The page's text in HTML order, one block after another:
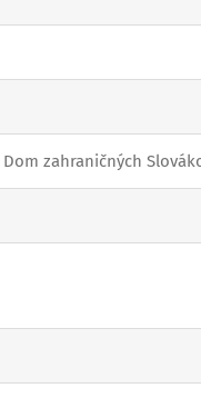
zahraničných